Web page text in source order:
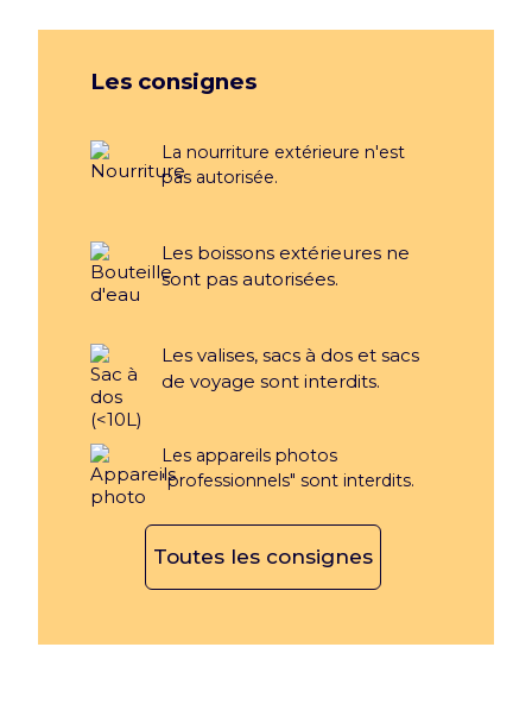
Les consignes
La nourriture extérieure n'est
pas autorisée.
Les boissons extérieures ne
sont pas autorisées.
Les valises, sacs à dos et sacs
de voyage sont interdits.
Les appareils photos
"professionnels" sont interdits.
Toutes les consignes